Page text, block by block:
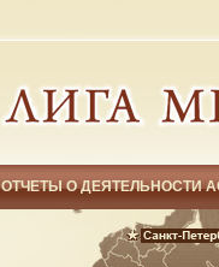
ОТЧЕТЫ О ДЕЯТЕЛЬНОСТИ